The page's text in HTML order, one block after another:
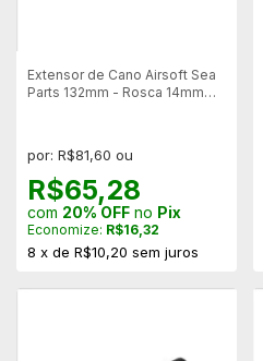
Extensor de Cano Airsoft Sea
Parts 132mm - Rosca 14mm
por: R$81,60 ou
R$65,28
com 20% OFF no Pix
Economize: R$16,32
8 x de R$10,20 sem juros